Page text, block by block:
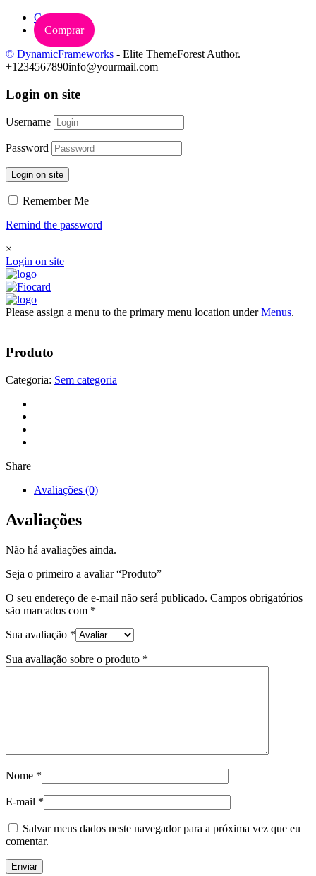
Carrinho
Comprar
© DynamicFrameworks - Elite ThemeForest Author.
+1234567890info@yourmail.com
Login on site
Username
Password
Login on site
Remember Me
Remind the password
×
Login on site
Please assign a menu to the primary menu location underMenus.
Produto
Categoria: Sem categoria
Share
Avaliações (0)
Avaliações
Não há avaliações ainda.
Seja o primeiro a avaliar “Produto”
O seu endereço de e-mail não será publicado. Campos obrigatórios
são marcados com *
Sua avaliação *
Sua avaliação sobre o produto *
Nome *
E-mail *
Salvar meus dados neste navegador para a próxima vez que eu
comentar.